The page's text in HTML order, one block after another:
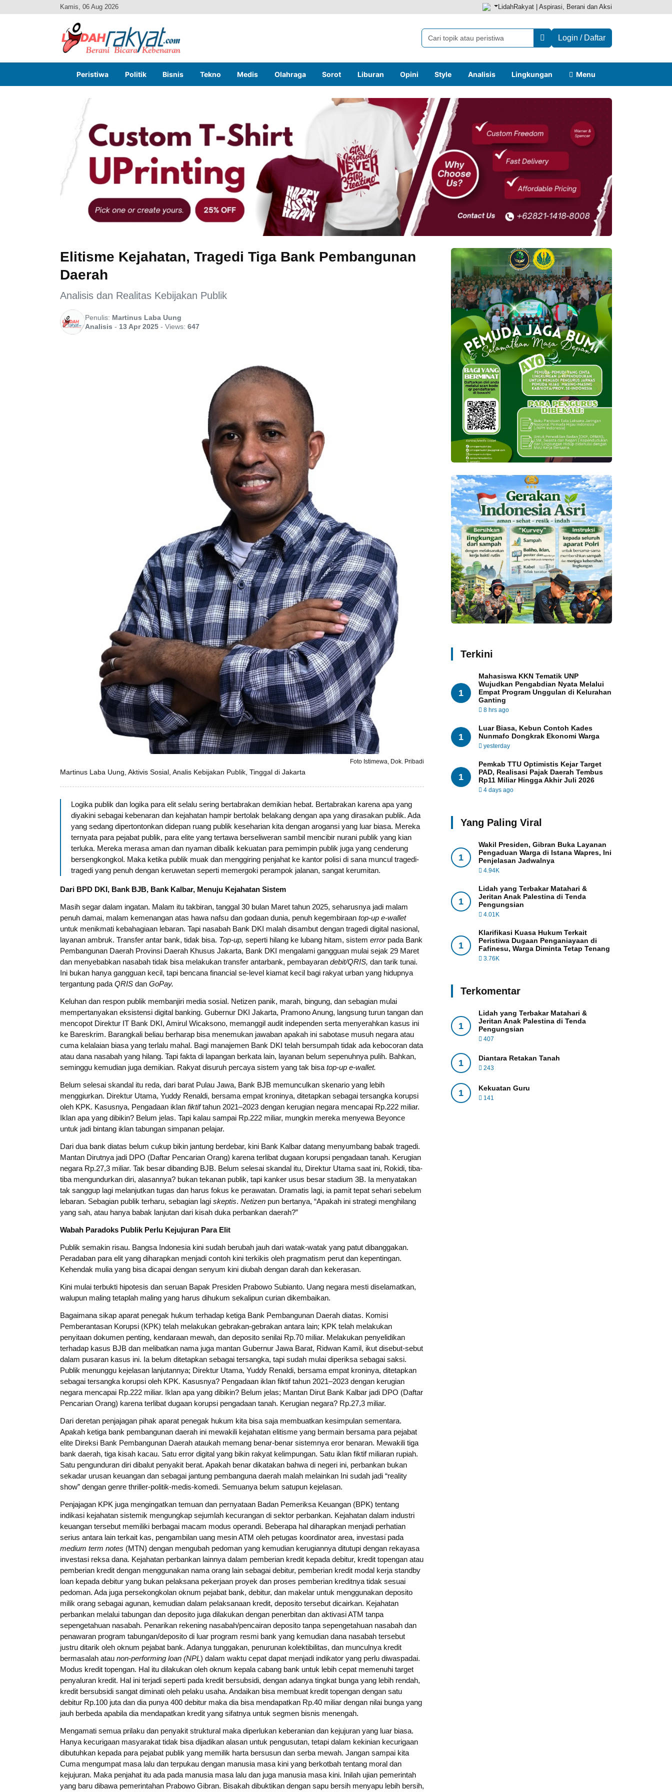
Kamis, 06 Aug 2026 LidahRakyat | Aspirasi, Berani dan Aksi
Login / Daftar
Peristiwa Politik Bisnis Tekno Medis Olahraga Sorot Liburan Opini Style Analisis Lingkungan Menu
Elitisme Kejahatan, Tragedi Tiga Bank Pembangunan
Daerah
Analisis dan Realitas Kebijakan Publik
Penulis: Martinus Laba Uung
Analisis - 13 Apr 2025 - Views: 647
Foto Istimewa, Dok. Pribadi
Martinus Laba Uung, Aktivis Sosial, Analis Kebijakan Publik, Tinggal di Jakarta
Logika publik dan logika para elit selalu sering bertabrakan demikian hebat. Bertabrakan karena apa yang
diyakini sebagai kebenaran dan kejahatan hampir bertolak belakang dengan apa yang dirasakan publik. Ada
yang sedang dipertontonkan didepan ruang publik keseharian kita dengan arogansi yang luar biasa. Mereka
ternyata para pejabat publik, para elite yang tertawa berseliweran sambil mencibir nurani publik yang kian
terluka. Mereka merasa aman dan nyaman dibalik kekuatan para pemimpin publik juga yang cenderung
bersengkongkol. Maka ketika publik muak dan menggiring penjahat ke kantor polisi di sana muncul tragedi-
tragedi yang penuh dengan keruwetan seperti memergoki perampok jalanan, sangat kerumitan.
Dari BPD DKI, Bank BJB, Bank Kalbar, Menuju Kejahatan Sistem
Masih segar dalam ingatan. Malam itu takbiran, tanggal 30 bulan Maret tahun 2025, seharusnya jadi malam
penuh damai, malam kemenangan atas hawa nafsu dan godaan dunia, penuh kegembiraan top-up e-wallet
untuk menikmati kebahagiaan lebaran. Tapi nasabah Bank DKI malah disambut dengan tragedi digital nasional,
layanan ambruk. Transfer antar bank, tidak bisa. Top-up, seperti hilang ke lubang hitam, sistem errorpada Bank
Pembangunan Daerah Provinsi Daerah Khusus Jakarta, Bank DKI mengalami gangguan mulai sejak 29 Maret
dan menyebabkan nasabah tidak bisa melakukan transfer antarbank, pembayaran debit/QRIS, dan tarik tunai.
Ini bukan hanya gangguan kecil, tapi bencana financial se-level kiamat kecil bagi rakyat urban yang hidupnya
tergantung pada QRIS dan GoPay.
Keluhan dan respon publik membanjiri media sosial. Netizen panik, marah, bingung, dan sebagian mulai
mempertanyakan eksistensi digital banking. Gubernur DKI Jakarta, Pramono Anung, langsung turun tangan dan
mencopot Direktur IT Bank DKI, Amirul Wicaksono, memanggil audit independen serta menyerahkan kasus ini
ke Bareskrim. Barangkali beliau berharap bisa menemukan jawaban apakah ini sabotase musuh negara atau
cuma kelalaian biasa yang terlalu mahal. Bagi manajemen Bank DKI telah bersumpah tidak ada kebocoran data
atau dana nasabah yang hilang. Tapi fakta di lapangan berkata lain, layanan belum sepenuhnya pulih. Bahkan,
seminggu kemudian juga demikian. Rakyat disuruh percaya sistem yang tak bisa top-up e-wallet.
Belum selesai skandal itu reda, dari barat Pulau Jawa, Bank BJB memunculkan skenario yang lebih
menggiurkan. Direktur Utama, Yuddy Renaldi, bersama empat kroninya, ditetapkan sebagai tersangka korupsi
oleh KPK. Kasusnya, Pengadaan iklan fiktiftahun 2021–2023 dengan kerugian negara mencapai Rp.222 miliar.
Iklan apa yang dibikin? Belum jelas. Tapi kalau sampai Rp.222 miliar, mungkin mereka menyewa Beyonce
untuk jadi bintang iklan tabungan simpanan pelajar.
Dari dua bank diatas belum cukup bikin jantung berdebar, kini Bank Kalbar datang menyumbang babak tragedi.
Mantan Dirutnya jadi DPO (Daftar Pencarian Orang) karena terlibat dugaan korupsi pengadaan tanah. Kerugian
negara Rp.27,3 miliar. Tak besar dibanding BJB. Belum selesai skandal itu, Direktur Utama saat ini, Rokidi, tiba-
tiba mengundurkan diri, alasannya? bukan tekanan publik, tapi kanker usus besar stadium 3B. Ia menyatakan
tak sanggup lagi melanjutkan tugas dan harus fokus ke perawatan. Dramatis lagi, ia pamit tepat sehari sebelum
lebaran. Sebagian publik terharu, sebagian lagi skeptis. Netizen pun bertanya, “Apakah ini strategi menghilang
yang sah, atau hanya babak lanjutan dari kisah duka perbankan daerah?”
Wabah Paradoks Publik Perlu Kejujuran Para Elit
Publik semakin risau. Bangsa Indonesia kini sudah berubah jauh dari watak-watak yang patut dibanggakan.
Peradaban para elit yang diharapkan menjadi contoh kini terkikis oleh pragmatism perut dan kepentingan.
Kehendak mulia yang bisa dicapai dengan senyum kini diubah dengan darah dan kekerasan.
Kini mulai terbukti hipotesis dan seruan Bapak Presiden Prabowo Subianto. Uang negara mesti diselamatkan,
walupun maling tetaplah maling yang harus dihukum sekalipun curian dikembaikan.
Bagaimana sikap aparat penegak hukum terhadap ketiga Bank Pembangunan Daerah diatas. Komisi
Pemberantasan Korupsi (KPK) telah melakukan gebrakan-gebrakan antara lain; KPK telah melakukan
penyitaan dokumen penting, kendaraan mewah, dan deposito senilai Rp.70 miliar. Melakukan penyelidikan
terhadap kasus BJB dan melibatkan nama juga mantan Gubernur Jawa Barat, Ridwan Kamil, ikut disebut-sebut
dalam pusaran kasus ini. Ia belum ditetapkan sebagai tersangka, tapi sudah mulai diperiksa sebagai saksi.
Publik menunggu kejelasan lanjutannya; Direktur Utama, Yuddy Renaldi, bersama empat kroninya, ditetapkan
sebagai tersangka korupsi oleh KPK. Kasusnya? Pengadaan iklan fiktif tahun 2021–2023 dengan kerugian
negara mencapai Rp.222 miliar. Iklan apa yang dibikin? Belum jelas; Mantan Dirut Bank Kalbar jadi DPO (Daftar
Pencarian Orang) karena terlibat dugaan korupsi pengadaan tanah. Kerugian negara? Rp.27,3 miliar.
Dari deretan penjajagan pihak aparat penegak hukum kita bisa saja membuatkan kesimpulan sementara.
Apakah ketiga bank pembangunan daerah ini mewakili kejahatan elitisme yang bermain bersama para pejabat
elite Direksi Bank Pembangunan Daerah ataukah memang benar-benar sistemnya eror benaran. Mewakili tiga
bank daerah, tiga kisah kacau. Satu error digital yang bikin rakyat kelimpungan. Satu iklan fiktif miliaran rupiah.
Satu pengunduran diri dibalut penyakit berat. Apakah benar dikatakan bahwa di negeri ini, perbankan bukan
sekadar urusan keuangan dan sebagai jantung pembanguna daerah malah melainkan Ini sudah jadi “reality
show” dengan genre thriller-politik-medis-komedi. Semuanya belum satupun kejelasan.
Penjajagan KPK juga mengingatkan temuan dan pernyataan Badan Pemeriksa Keuangan (BPK) tentang
indikasi kejahatan sistemik mengungkap sejumlah kecurangan di sektor perbankan. Kejahatan dalam industri
keuangan tersebut memiliki berbagai macam modus operandi. Beberapa hal diharapkan menjadi perhatian
serius antara lain terkait kas, pengambilan uang mesin ATM oleh petugas koordinator area, investasi pada
medium term notes (MTN) dengan mengubah pedoman yang kemudian kerugiannya ditutupi dengan rekayasa
investasi reksa dana. Kejahatan perbankan lainnya dalam pemberian kredit kepada debitur, kredit topengan atau
pemberian kredit dengan menggunakan nama orang lain sebagai debitur, pemberian kredit modal kerja standby
loan kepada debitur yang bukan pelaksana pekerjaan proyek dan proses pemberian kreditnya tidak sesuai
pedoman. Ada juga persekongkolan oknum pejabat bank, debitur, dan makelar untuk menggunakan deposito
milik orang sebagai agunan, kemudian dalam pelaksanaan kredit, deposito tersebut dicairkan. Kejahatan
perbankan melalui tabungan dan deposito juga dilakukan dengan penerbitan dan aktivasi ATM tanpa
sepengetahuan nasabah. Penarikan rekening nasabah/pencairan deposito tanpa sepengetahuan nasabah dan
penawaran program tabungan/deposito di luar program resmi bank yang kemudian dana nasabah tersebut
justru ditarik oleh oknum pejabat bank. Adanya tunggakan, penurunan kolektibilitas, dan munculnya kredit
bermasalah atau non-performing loan (NPL) dalam waktu cepat dapat menjadi indikator yang perlu diwaspadai.
Modus kredit topengan. Hal itu dilakukan oleh oknum kepala cabang bank untuk lebih cepat memenuhi target
penyaluran kredit. Hal ini terjadi seperti pada kredit bersubsidi, dengan adanya tingkat bunga yang lebih rendah,
kredit bersubsidi sangat diminati oleh pelaku usaha. Andaikan bisa membuat kredit topengan dengan satu
debitur Rp.100 juta dan dia punya 400 debitur maka dia bisa mendapatkan Rp.40 miliar dengan nilai bunga yang
jauh berbeda apabila dia mendapatkan kredit yang sifatnya untuk segmen bisnis menengah.
Mengamati semua prilaku dan penyakit struktural maka diperlukan keberanian dan kejujuran yang luar biasa.
Hanya kecurigaan masyarakat tidak bisa dijadikan alasan untuk pengusutan, tetapi dalam kekinian kecurigaan
dibutuhkan kepada para pejabat publik yang memilik harta bersusun dan serba mewah. Jangan sampai kita
Cuma mengumpat masa lalu dan terpukau dengan manusia masa kini yang berkotbah tentang moral dan
kejujuran. Maka penjahat itu ada pada manusia masa lalu dan juga manusia masa kini. Inilah ujian pemerintah
yang baru dibawa pemerintahan Prabowo Gibran. Bisakah dibuktikan dengan sapu bersih menyapu lebih bersih,
Terkini
1
Mahasiswa KKN Tematik UNP
Wujudkan Pengabdian Nyata Melalui
Empat Program Unggulan di Kelurahan
Ganting
8 hrs ago
1
Luar Biasa, Kebun Contoh Kades
Nunmafo Dongkrak Ekonomi Warga
yesterday
1
Pemkab TTU Optimistis Kejar Target
PAD, Realisasi Pajak Daerah Tembus
Rp11 Miliar Hingga Akhir Juli 2026
4 days ago
Yang Paling Viral
1
Wakil Presiden, Gibran Buka Layanan
Pengaduan Warga di Istana Wapres, Ini
Penjelasan Jadwalnya
4.94K
1
Lidah yang Terbakar Matahari &
Jeritan Anak Palestina di Tenda
Pengungsian
4.01K
1
Klarifikasi Kuasa Hukum Terkait
Peristiwa Dugaan Penganiayaan di
Fafinesu, Warga Diminta Tetap Tenang
3.76K
Terkomentar
1
Lidah yang Terbakar Matahari &
Jeritan Anak Palestina di Tenda
Pengungsian
407
1 Diantara Retakan Tanah
243
1 Kekuatan Guru
141